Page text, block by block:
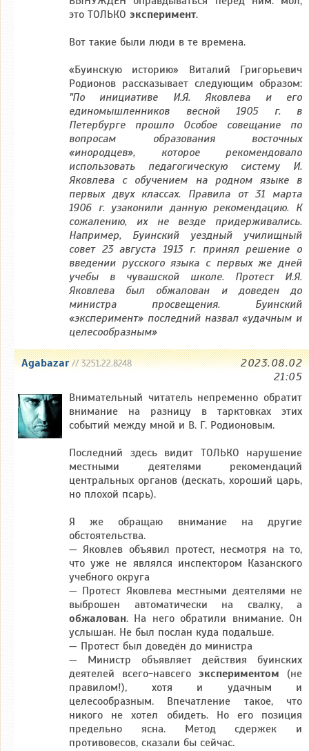
это ТОЛЬКО эксперимент.
Вот такие были люди в те времена.
«Буинскую историю» Виталий Григорьевич
Родионов рассказывает следующим образом:
"По инициативе И.Я. Яковлева и его
единомышленников весной 1905 г. в
Петербурге прошло Особое совещание по
вопросам образования восточных
«инородцев», которое рекомендовало
использовать педагогическую систему И.
Яковлева с обучением на родном языке в
первых двух классах. Правила от 31 марта
1906 г. узаконили данную рекомендацию. К
сожалению, их не везде придерживались.
Например, Буинский уездный училищный
совет 23 августа 1913 г. принял решение о
введении русского языка с первых же дней
учебы в чувашской школе. Протест И.Я.
Яковлева был обжалован и доведен до
министра просвещения. Буинский
«эксперимент» последний назвал «удачным и
целесообразным»
Agabazar// 3251.22.8248
2023.08.02
21:05
Внимательный читатель непременно обратит
внимание на разницу в тарктовках этих
событий между мной и В. Г. Родионовым.
Последний здесь видит ТОЛЬКО нарушение
местными деятелями рекомендаций
центральных органов (дескать, хороший царь,
но плохой псарь).
Я же обращаю внимание на другие
обстоятельства.
— Яковлев объявил протест, несмотря на то,
что уже не являлся инспектором Казанского
учебного округа
— Протест Яковлева местными деятелями не
выброшен автоматически на свалку, а
обжалован. На него обратили внимание. Он
услышан. Не был послан куда подальше.
— Протест был доведён до министра
— Министр объявляет действия буинских
деятелей всего-навсего экспериментом (не
правилом!), хотя и удачным и
целесообразным. Впечатление такое, что
никого не хотел обидеть. Но его позиция
предельно ясна. Метод сдержек и
противовесов, сказали бы сейчас.